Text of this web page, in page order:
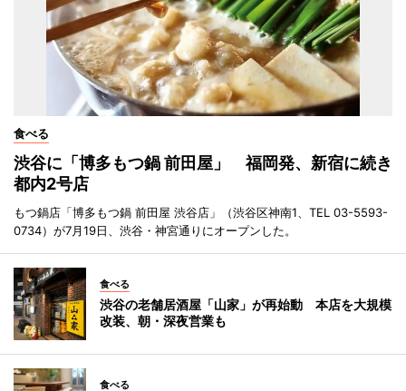
食べる
渋谷に「博多もつ鍋 前田屋」 福岡発、新宿に続き
都内2号店
もつ鍋店「博多もつ鍋 前田屋 渋谷店」（渋谷区神南1、TEL 03-5593-
0734）が7月19日、渋谷・神宮通りにオープンした。
食べる
渋谷の老舗居酒屋「山家」が再始動 本店を大規模
改装、朝・深夜営業も
食べる